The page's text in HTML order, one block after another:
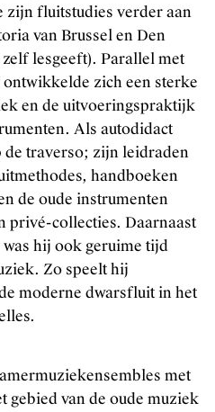
zijn fluitstudies verder aan
van Brussel en Den
zelf lesgeeft). Parallel met
zich een sterke
en de uitvoeringspraktijk
Als autodidact
de traverso; zijn leidraden
handboeken
de oude instrumenten
privé-collecties. Daarnaast
was hij ook geruime tijd
Zo speelt hij
moderne dwarsfluit in het
met
gebied van de oude muziek